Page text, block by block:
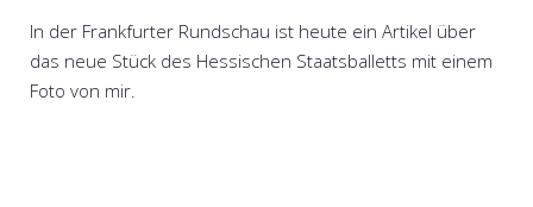
In der Frankfurter Rundschau ist heute ein Artikel über
das neue Stück des Hessischen Staatsballetts mit einem
Foto von mir.